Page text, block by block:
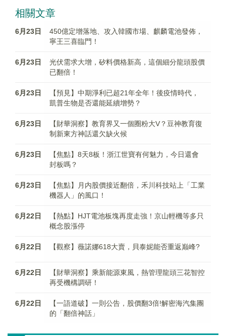
相關文章
6月23日
450億定增落地、攻入韓國市場、麒麟電池發佈，
寧王三喜臨門！
6月23日
光伏需求大增，矽料價格新高，這個細分龍頭股價
已翻倍！
6月23日
【預見】中期淨利已超21年全年！後疫情時代，
凱普生物是否還能延續增勢？
6月23日
【財華洞察】教育界又一個圈粉大V？豆神教育復
制新東方神話還欠缺火候
6月23日
【焦點】8天8板！浙江世寶有何魅力，今日還會
封板嗎？
6月23日
【焦點】月内股價接近翻倍，禾川科技站上「工業
機器人」的風口！
6月22日
【熱點】HJT電池板塊再度走強！京山輕機等多只
概念股漲停
6月22日 【觀察】薇諾娜618大賣，貝泰妮能否重返巅峰?
6月22日
【財華洞察】乘新能源東風，熱管理龍頭三花智控
再受機構調研！
6月22日
【一語道破】一則公告，股價翻3倍!解密海汽集團
的「翻倍神話」